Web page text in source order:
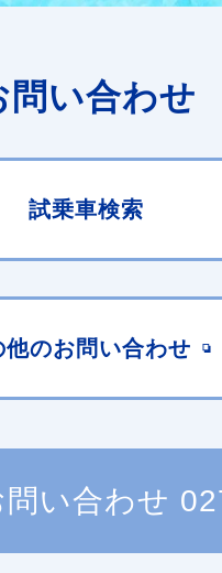
問い合わせ
試乗車検索
他のお問い合わせ
い合わせ